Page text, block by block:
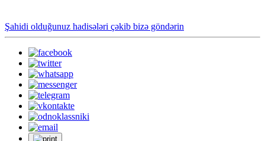
Şahidi olduğunuz hadisələri çəkib bizə göndərin